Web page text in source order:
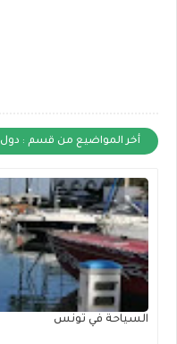
أخر المواضيع من قسم : دول
السياحة في تونس